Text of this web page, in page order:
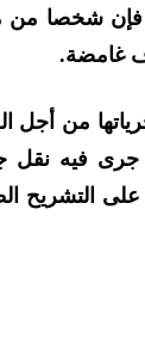
من أجل
جرى فيه نقل
التشريح